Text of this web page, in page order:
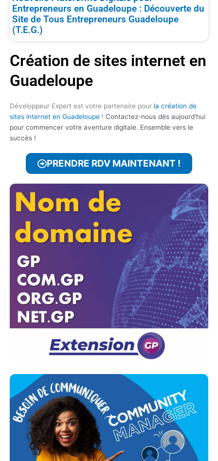
Entrepreneurs en Guadeloupe : Découverte du
Site de Tous Entrepreneurs Guadeloupe
(T.E.G.)
Création de sites internet en
Guadeloupe
Développeur Expert est votre partenaire pour la création de
sites internet en Guadeloupe ! Contactez-nous dès aujourd’hui
pour commencer votre aventure digitale. Ensemble vers le
succès !
PRENDRE RDV MAINTENANT !